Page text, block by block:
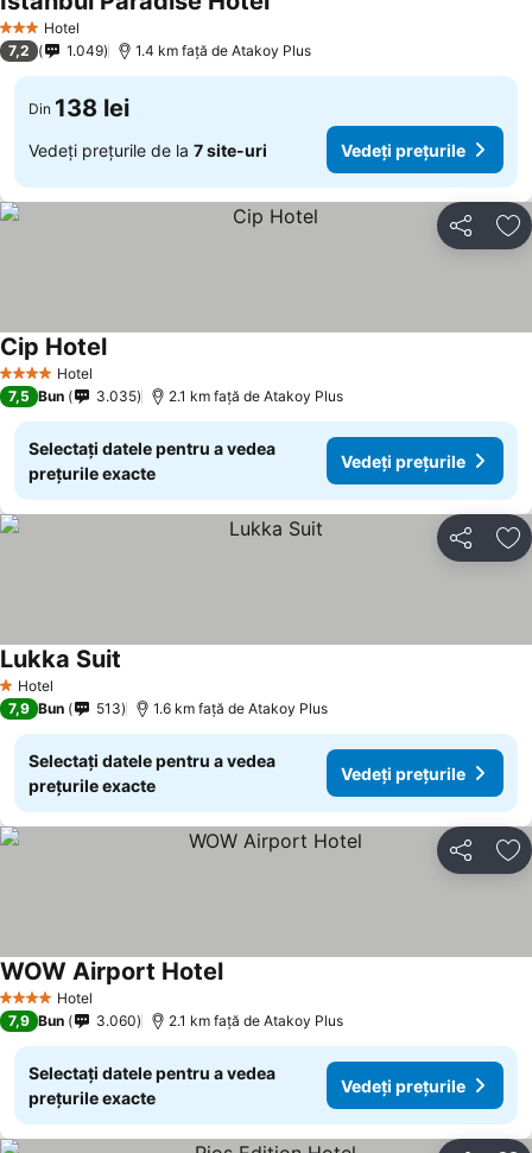
3 SteleHotel
Vedeți prețurile
7,2 1.049 1.4 km faţă de Atakoy Plus
Din 138 lei
Vedeți prețurile de la 7 site-uri Vedeți prețurile
Distribuiți
4 Stele Hotel
Cip HotelVedeți prețurile
7,5 Bun 3.035 2.1 km faţă de Atakoy Plus
Selectați datele pentru a vedea
prețurile exacte
Vedeți prețurile
Distribuiți
1 Stele
Hotel
Lukka Suit
7,9 Bun 513 1.6 km faţă de Atakoy Plus
Selectați datele pentru a vedea
prețurile exacte
Vedeți prețurile
Distribuiți
4 Stele Hotel
WOW Airport HotelVedeți prețurile
7,9 Bun 3.060 2.1 km faţă de Atakoy Plus
Selectați datele pentru a vedea
prețurile exacte
Vedeți prețurile